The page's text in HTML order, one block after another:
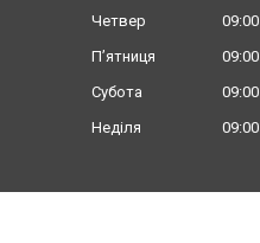
Четвер
09:00
Пʼятниця
09:00
Субота
09:00
Неділя
09:00